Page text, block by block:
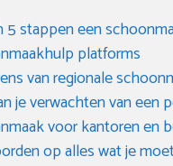
5 stappen een
platforms
van regionale
je verwachten van een
voor kantoren en
op alles wat je